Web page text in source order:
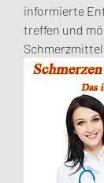
informierte
treffen und